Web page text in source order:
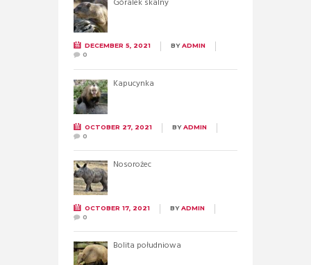
DECEMBER 5, 2021 BYADMIN
0
Kapucynka
OCTOBER 27, 2021 BYADMIN
0
Nosorożec
OCTOBER 17, 2021 BYADMIN
0
Bolita południowa